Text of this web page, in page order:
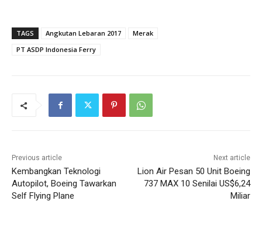
TAGS Angkutan Lebaran 2017
Merak
PT ASDP Indonesia Ferry
Previous article
Kembangkan Teknologi
Autopilot, Boeing Tawarkan
Self Flying Plane
Next article
Lion Air Pesan 50 Unit Boeing
737 MAX 10 Senilai US$6,24
Miliar